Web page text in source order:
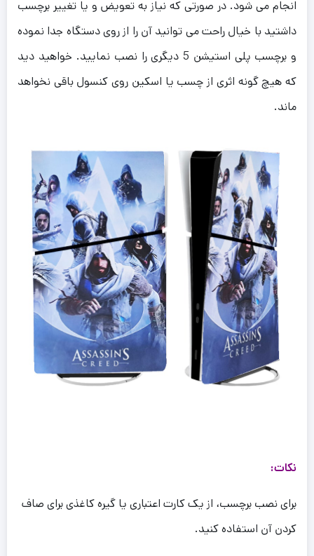
انجام می شود. در صورتی که نیاز به تعویض و یا تغییر برچسب
داشتید با خیال راحت می توانید آن را از روی دستگاه جدا نموده
و برچسب پلی استیشن 5 دیگری را نصب نمایید. خواهید دید
که هیچ گونه اثری از چسب یا اسکین روی کنسول باقی نخواهد
ماند.
نکات:
برای نصب برچسب، از یک کارت اعتباری یا گیره کاغذی برای صاف
کردن آن استفاده کنید.